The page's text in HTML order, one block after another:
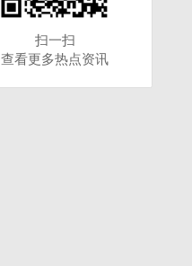
扫一扫
查看更多热点资讯
扫一扫
查看更多热点资讯